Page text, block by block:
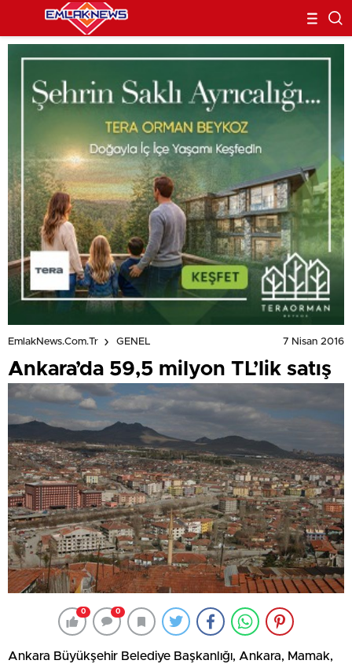
EmlakNews.com.tr GENEL 7 Nisan 2016
Ankara’da 59,5 milyon TL’lik satış
0 0
Ankara Büyükşehir Belediye Başkanlığı, Ankara, Mamak,